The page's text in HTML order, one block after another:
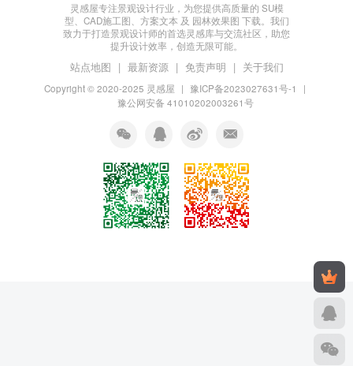
灵感屋专注景观设计行业，为您提供高质量的 SU模
型、CAD施工图、方案文本 及 园林效果图 下载。我们
致力于打造景观设计师的首选灵感库与交流社区，助您
提升设计效率，创造无限可能。
站点地图 | 最新资源 | 免责声明 | 关于我们
Copyright © 2020-2025 灵感屋 | 豫ICP备2023027631号-1
|
豫公网安备 41010202003261号